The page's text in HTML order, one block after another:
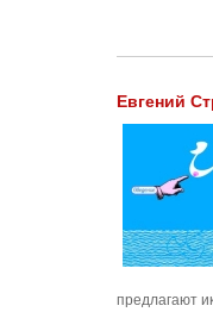
Евгений
предлагают